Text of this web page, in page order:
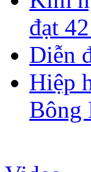
đạt
Diễn
Hiệp
Bông